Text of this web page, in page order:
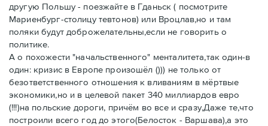
другую Польшу - поезжайте в Гданьск ( посмотрите
Мариенбург-столицу тевтонов) или Вроцлав,но и там
поляки будут доброжелательны,если не говорить о
политике.
А о похожести "начальственного" менталитета,так один-в
один: кризис в Европе произошёл ())) не только от
безответственного отношения к вливаниям в мёртвые
экономики,но и в целевой пакет 340 миллиардов евро
(!!!)на польские дороги, причём во все и сразу,Даже те,что
построили всего год до этого(Белосток - Варшава),а это